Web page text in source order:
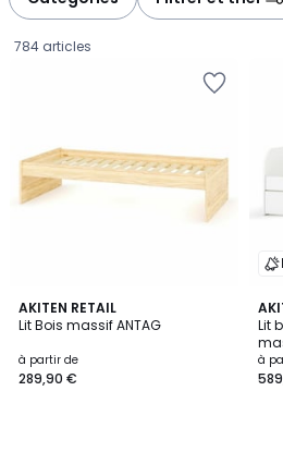
784 articles
AKITEN RETAIL
Lit Bois massif ANTAG
Prix
à
à partir de
289,90 €
Lit
à
5